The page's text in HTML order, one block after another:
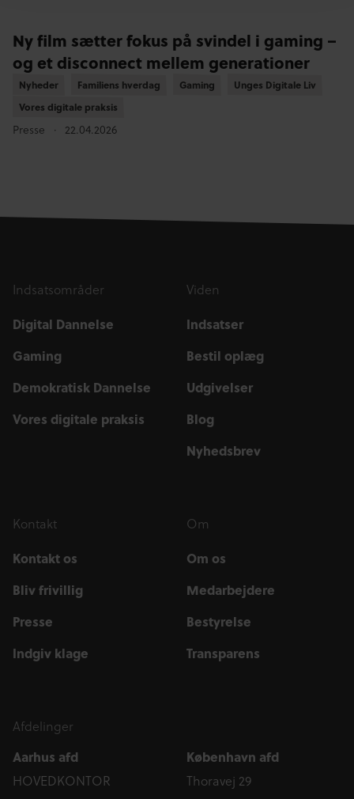
Ny film sætter fokus på svindel i gaming –
og et disconnect mellem generationer
Nyheder
Nyheder Familiens hverdag
Familiens hverdag Gaming
Gaming Unges Digitale Liv
Unges Digitale Liv
Vores digitale praksis
Vores digitale praksis
Presse 22.04.2026
Indsatsområder
Digital Dannelse
Gaming
Demokratisk Dannelse
Vores digitale praksis
Viden
Indsatser
Bestil oplæg
Udgivelser
Blog
Nyhedsbrev
Kontakt
Kontakt os
Bliv frivillig
Presse
Indgiv klage
Om
Om os
Medarbejdere
Bestyrelse
Transparens
Afdelinger
Aarhus afd
HOVEDKONTOR
København afd
Thoravej 29